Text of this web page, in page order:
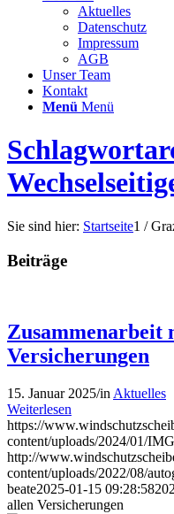
Aktuelles
Datenschutz
Impressum
AGB
Unser Team
Kontakt
Menü Menü
Sie sind hier: Startseite1 /
Beiträge
Zusammenarbeit
Versicherungen
15. Januar 2025/in Aktuelles
Weiterlesen
https://
content/uploads/2024/01/
http://
content/uploads/2022/08/
beate2025-01-15 09:28:58
allen Versicherungen